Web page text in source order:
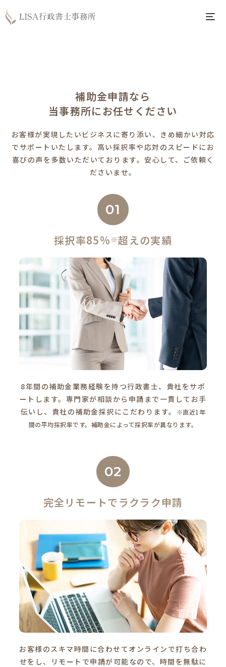
補助金申請なら
当事務所にお任せください
お客様が実現したいビジネスに寄り添い、きめ細かい対応
でサポートいたします。 高い採択率や応対のスピードにお
喜びの声を多数いただいております。安心して、ご依頼く
ださいませ。
01
採択率85% ※超えの実績
8年間の補助金業務経験を持つ行政書士、貴社をサポ
ートします。専門家が相談から申請まで一貫してお手
伝いし、貴社の補助金採択にこだわります。
※直近1年
間の平均採択率です。補助金によって採択率が異なります。
02
完全リモートでラクラク申請
お客様のスキマ時間に合わせてオンラインで打ち合わ
せをし、リモートで申請が可能なので、時間を無駄に